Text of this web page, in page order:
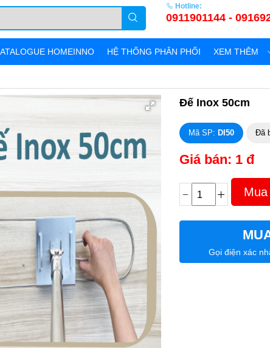
Hotline:
0911901144 -
HOMEINNO HỆ THỐNG PHÂN PHỐI XEM THÊM
Đế Inox 50cm
Mã SP: DI50 Đã
Giá bán: 1 đ
Gọi điện xác